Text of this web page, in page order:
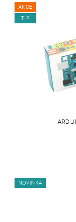
AKCE
TIP
NOVINKA